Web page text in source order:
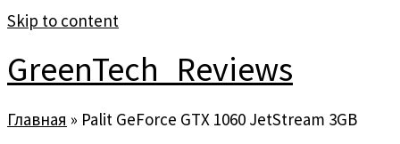
Skip to content
GreenTech_Reviews
Главная » Palit GeForce GTX 1060 JetStream 3GB